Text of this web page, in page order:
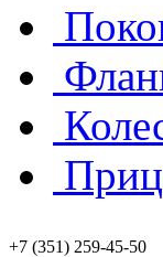
+7 (351) 259-45-50